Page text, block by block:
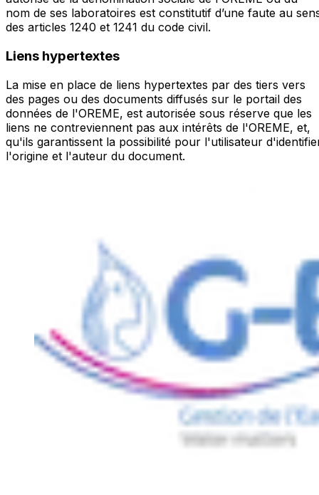
nom de ses laboratoires est constitutif d’une faute au
des articles 1240 et 1241 du code civil.
Liens hypertextes
La mise en place de liens hypertextes par des tiers vers
des pages ou des documents diffusés sur le portail des
données de l'OREME, est autorisée sous réserve que les
liens ne contreviennent pas aux intérêts de l'OREME, et,
qu'ils garantissent la possibilité pour l'utilisateur
l'origine et l'auteur du document.